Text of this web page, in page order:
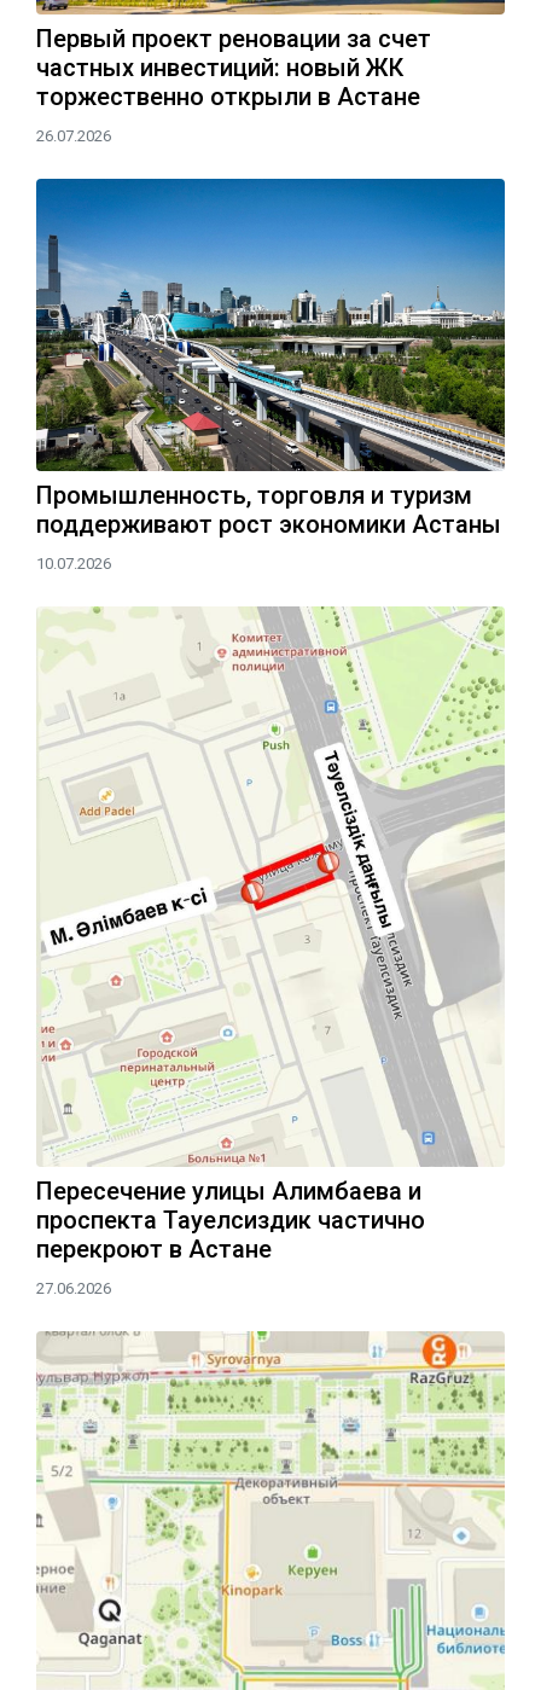
Первый проект реновации за счет
частных инвестиций: новый ЖК
торжественно открыли в Астане
26.07.2026
Промышленность, торговля и туризм
поддерживают рост экономики Астаны
10.07.2026
Пересечение улицы Алимбаева и
проспекта Тауелсиздик частично
перекроют в Астане
27.06.2026